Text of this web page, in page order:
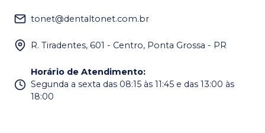
tonet@dentaltonet.com.br
R. Tiradentes, 601 - Centro, Ponta Grossa - PR
Horário de Atendimento:
Segunda a sexta das 08:15 às 11:45 e das 13:00 às
18:00